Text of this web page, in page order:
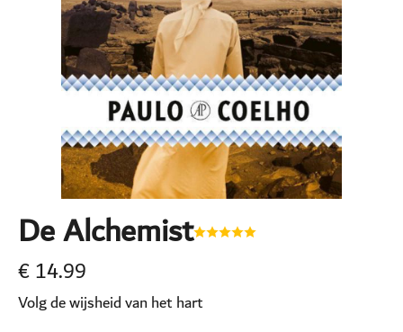
De Alchemist
€14.99
Volg de wijsheid van het hart